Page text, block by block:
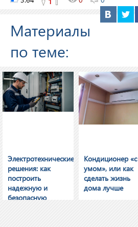
Материалы
по теме:
Электротехнические
решения: как
построить
надежную и
безопасную
Кондиционер «с
умом», или как
сделать жизнь
дома лучше